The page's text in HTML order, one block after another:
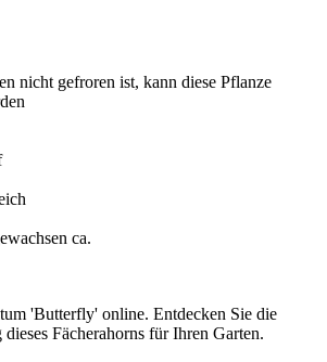
nicht gefroren ist, kann diese Pflanze
ca.
'Butterfly' online. Entdecken Sie die
Fächerahorns für Ihren Garten.